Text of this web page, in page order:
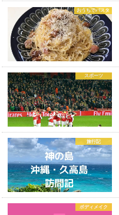
おうちでパスタ
スポーツ
旅行記
ボディメイク